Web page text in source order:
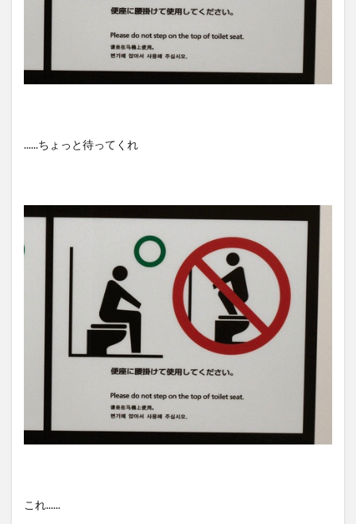
......ちょっと待ってくれ
これ......